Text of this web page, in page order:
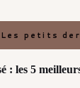
Les petits
: les 5